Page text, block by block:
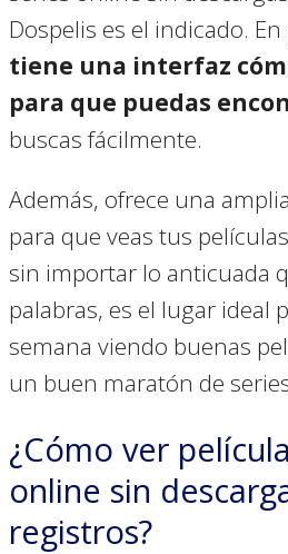
Dospelis es el indicado.
tiene una interfaz
para que puedas
buscas fácilmente.
Además, ofrece una
para que veas tus
sin importar lo anticuada
palabras, es el lugar ideal
semana viendo buenas
un buen maratón de
¿Cómo ver
online sin
registros?